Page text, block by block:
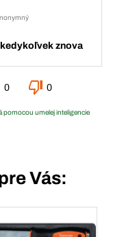
znova
0 0
pomocou umelej inteligencie
Vás: